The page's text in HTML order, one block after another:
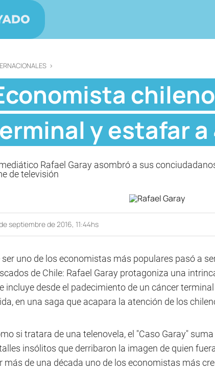
>
y estafar a
Rafael Garay asombró a sus
de televisión
septiembre de 2016, 11:44hs
ser uno de los economistas más populares pasó a
de Chile: Rafael Garay protagoniza una
incluye desde el padecimiento de un cáncer
en una saga que acapara la atención de los
si tratara de una telenovela, el "Caso Garay"
insólitos que derribaron la imagen de quien
más de una década uno de los economistas más